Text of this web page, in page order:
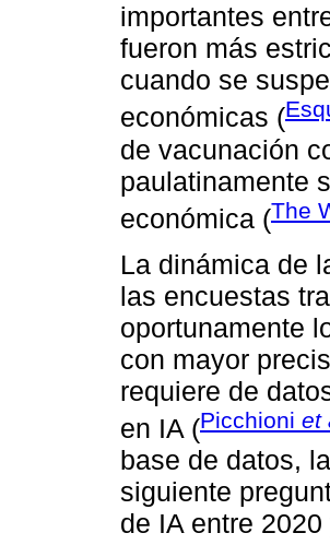
importantes
fueron más
cuando se
económicas (
de vacunación
paulatinamente
económica (The
La dinámica de
las encuestas
oportunamente
con mayor
requiere de
en IA (Picchioni et
base de datos,
siguiente
de IA entre